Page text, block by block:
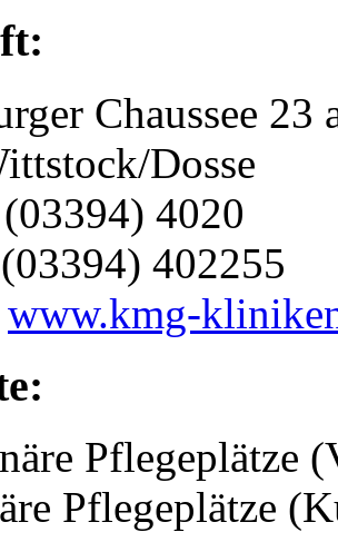
Chaussee 23
Dosse
4020
402255
www.kmg-
Pflegeplätze
Pflegeplätze